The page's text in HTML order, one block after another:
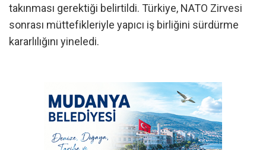
takınması gerektiği belirtildi. Türkiye, NATO Zirvesi
sonrası müttefikleriyle yapıcı iş birliğini sürdürme
kararlılığını yineledi.